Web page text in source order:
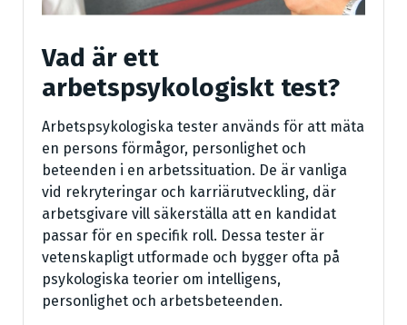
Vad är ett
arbetspsykologiskt test?
Arbetspsykologiska tester används för att mäta
en persons förmågor, personlighet och
beteenden i en arbetssituation. De är vanliga
vid rekryteringar och karriärutveckling, där
arbetsgivare vill säkerställa att en kandidat
passar för en specifik roll. Dessa tester är
vetenskapligt utformade och bygger ofta på
psykologiska teorier om intelligens,
personlighet och arbetsbeteenden.